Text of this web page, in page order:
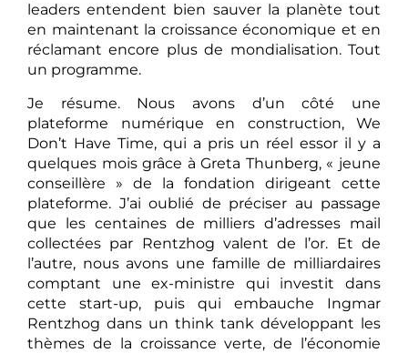
leaders entendent bien sauver la planète tout
en maintenant la croissance économique et en
réclamant encore plus de mondialisation. Tout
un programme.
Je résume. Nous avons d’un côté une
plateforme numérique en construction, We
Don’t Have Time, qui a pris un réel essor il y a
quelques mois grâce à Greta Thunberg, « jeune
conseillère » de la fondation dirigeant cette
plateforme. J’ai oublié de préciser au passage
que les centaines de milliers d’adresses mail
collectées par Rentzhog valent de l’or. Et de
l’autre, nous avons une famille de milliardaires
comptant une ex-ministre qui investit dans
cette start-up, puis qui embauche Ingmar
Rentzhog dans un think tank développant les
thèmes de la croissance verte, de l’économie